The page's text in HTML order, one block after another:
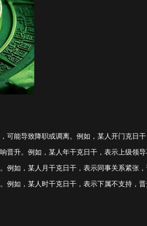
能导致降职或调离。例如，某人开门克日
升。例如，某人年干克日干，表示上级领导
如，某人月干克日干，表示同事关系紧张，
如，某人时干克日干，表示下属不支持，晋